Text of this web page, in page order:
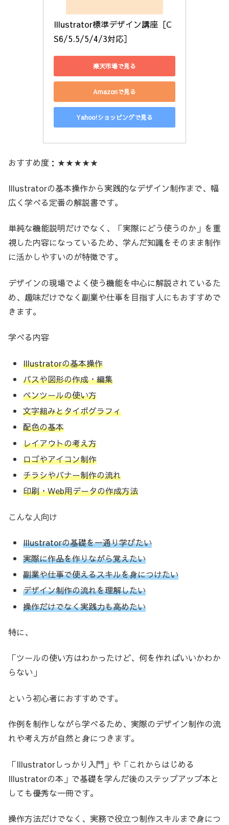
Illustrator標準デザイン講座［C
S6/5.5/5/4/3対応］
楽天市場で見る
Amazonで見る
Yahoo!ショッピングで見る
おすすめ度：★★★★★
Illustratorの基本操作から実践的なデザイン制作まで、幅
広く学べる定番の解説書です。
単純な機能説明だけでなく、「実際にどう使うのか」を重
視した内容になっているため、学んだ知識をそのまま制作
に活かしやすいのが特徴です。
デザインの現場でよく使う機能を中心に解説されているた
め、趣味だけでなく副業や仕事を目指す人にもおすすめで
きます。
学べる内容
Illustratorの基本操作
パスや図形の作成・編集
ペンツールの使い方
文字組みとタイポグラフィ
配色の基本
レイアウトの考え方
ロゴやアイコン制作
チラシやバナー制作の流れ
印刷・Web用データの作成方法
こんな人向け
Illustratorの基礎を一通り学びたい
実際に作品を作りながら覚えたい
副業や仕事で使えるスキルを身につけたい
デザイン制作の流れを理解したい
操作だけでなく実践力も高めたい
特に、
「ツールの使い方はわかったけど、何を作ればいいかわか
らない」
という初心者におすすめです。
作例を制作しながら学べるため、実際のデザイン制作の流
れや考え方が自然と身につきます。
「Illustratorしっかり入門」や「これからはじめる
Illustratorの本」で基礎を学んだ後のステップアップ本と
しても優秀な一冊です。
操作方法だけでなく、実務で役立つ制作スキルまで身につ